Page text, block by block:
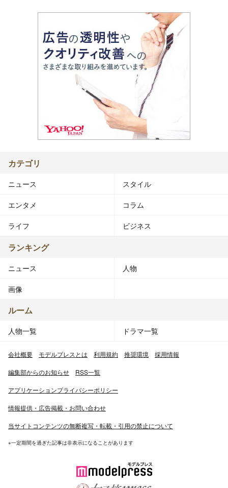
カテゴリ
ニュース スタイル
エンタメ コラム
ライフ ビジネス
ランキング
ニュース 人物
画像
ルーム
人物一覧 ドラマ一覧
会社概要 モデルプレスとは 利用規約 推奨環境 採用情報
編集部からのお知らせ RSS一覧
アプリケーションプライバシーポリシー
情報提供・広告掲載・お問い合わせ
当サイトコンテンツの無断複写・転載・引用の禁止について
※一定期間を過ぎた記事は非表示になることがあります